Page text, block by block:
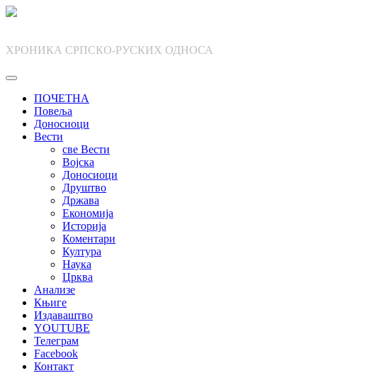
Skip
ХРОНИКА СРПСКО-РУСКИХ ОДНОСА
ПОЧЕТНА
Повеља
Доносиоци
Вести
све Вести
Војска
Доносиоци
Друштво
Држава
Економија
Историја
Коментари
Култура
Наука
Црква
Анализе
Књиге
Издаваштво
YOUTUBE
Телеграм
Facebook
Контакт